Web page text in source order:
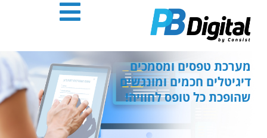
אנטר
מערכת טפסים ומסמכים
דיגיטלים חכמים ומונגשים
שהופכת כל טופס לחוויה!